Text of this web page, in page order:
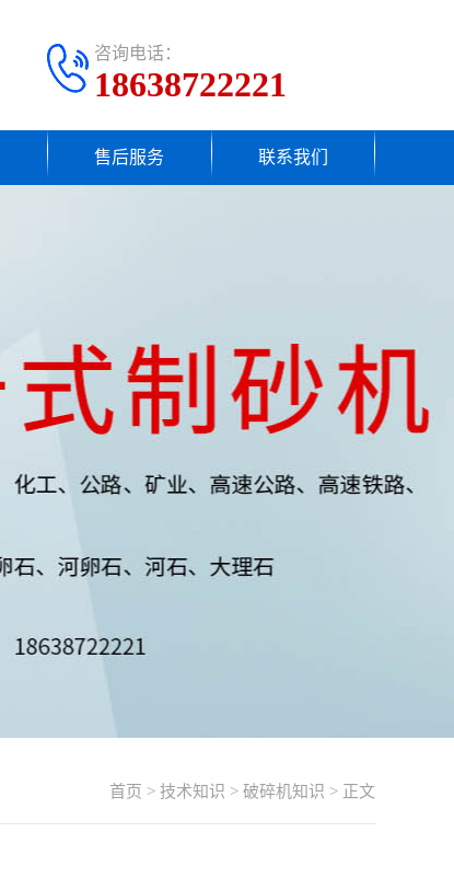
咨询电话：
18638722221
售后服务 联系我们
首页 > 技术知识 > 破碎机知识 > 正文